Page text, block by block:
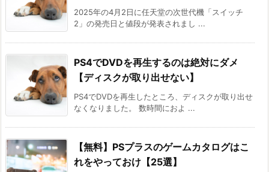
2025年の4月2日に任天堂の次世代機「スイッチ
2」の発売日と値段が発表されまし ...
PS4でDVDを再生するのは絶対にダメ
【ディスクが取り出せない】
PS4でDVDを再生したところ、ディスクが取り出せ
なくなりました。 数時間におよ ...
【無料】PSプラスのゲームカタログはこ
れをやっておけ【25選】